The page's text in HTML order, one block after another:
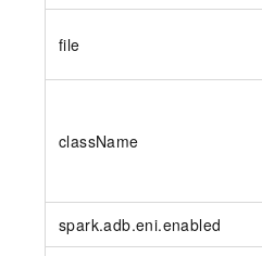
file
className
spark.adb.eni.enabled